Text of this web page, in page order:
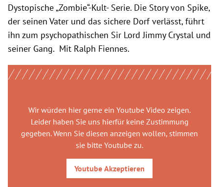
Dystopische „Zombie“-Kult- Serie. Die Story von Spike,
der seinen Vater und das sichere Dorf verlässt, führt
ihn zum psychopathischen Sir Lord Jimmy Crystal und
seiner Gang. Mit Ralph Fiennes.
Wir würden hier gerne ein Youtube Video zeigen.
Leider haben Sie uns hierfür keine Zustimmung
gegeben. Wenn Sie diesen anzeigen wollen, stimmen
sie bitte Youtube zu.
Youtube Akzeptieren